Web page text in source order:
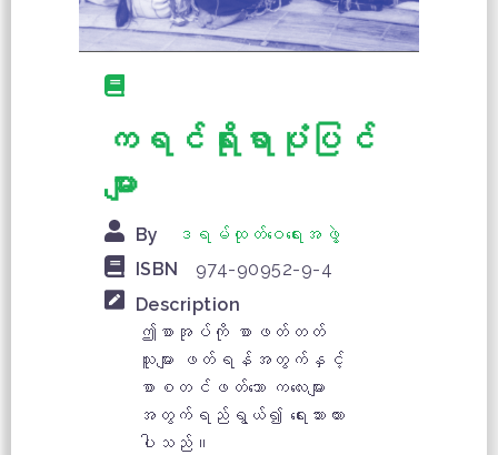
ကရင်ရိုးရာပုံပြင်
များ
By
ဒရမ်ထုတ်ဝေရေးအဖွဲ့
ISBN
974-90952-9-4
Description
ဤစာအုပ်ကို စာဖတ်တတ်
သူများ ဖတ်ရန်အတွက်နှင့်
စာစတင်ဖတ်သော ကလေးများ
အတွက်ရည်ရွယ်၍ ရေးသားထား
ပါသည်။